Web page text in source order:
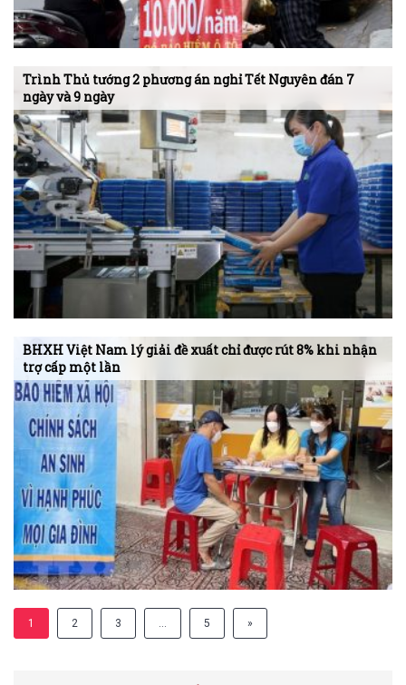
Trình Thủ tướng 2 phương án nghỉ Tết Nguyên đán 7
ngày và 9 ngày
BHXH Việt Nam lý giải đề xuất chỉ được rút 8% khi nhận
trợ cấp một lần
1 2 3 … 5 »